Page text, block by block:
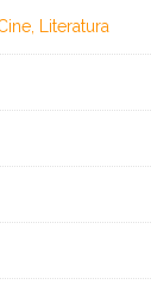
Literatura